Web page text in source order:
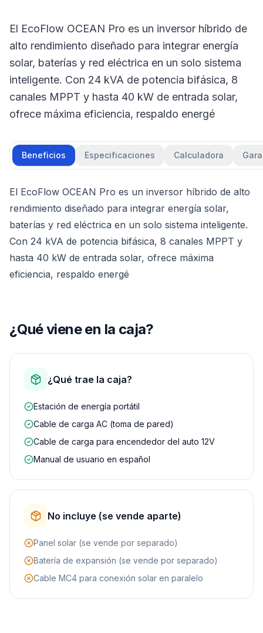
El EcoFlow OCEAN Pro es un inversor híbrido de
alto rendimiento diseñado para integrar energía
solar, baterías y red eléctrica en un solo sistema
inteligente. Con 24 kVA de potencia bifásica, 8
canales MPPT y hasta 40 kW de entrada solar,
ofrece máxima eficiencia, respaldo energé
Beneficios Especificaciones Calculadora
El EcoFlow OCEAN Pro es un inversor híbrido de alto
rendimiento diseñado para integrar energía solar,
baterías y red eléctrica en un solo sistema inteligente.
Con 24 kVA de potencia bifásica, 8 canales MPPT y
hasta 40 kW de entrada solar, ofrece máxima
eficiencia, respaldo energé
¿Qué viene en la caja?
¿Qué trae la caja?
Estación de energía portátil
Cable de carga AC (toma de pared)
Cable de carga para encendedor del auto 12V
Manual de usuario en español
No incluye (se vende aparte)
Panel solar (se vende por separado)
Batería de expansión (se vende por separado)
Cable MC4 para conexión solar en paralelo